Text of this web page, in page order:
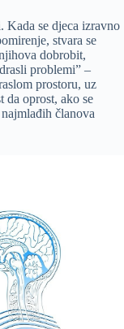
Kada se djeca izravno
stvara se
dobrobit,
problemi” –
prostoru, uz
da oprost, ako se
članova